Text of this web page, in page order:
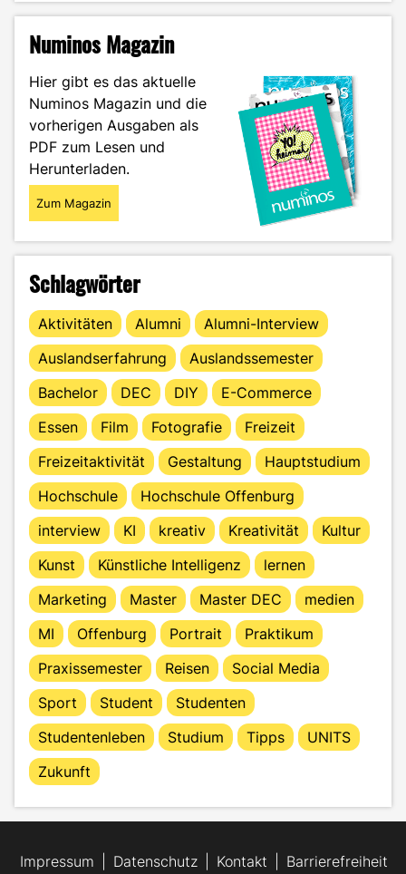
Young
Einstieg
in
die
Berufswelt"
Numinos Magazin
Hier gibt es das aktuelle
Numinos Magazin und die
vorherigen Ausgaben als
PDF zum Lesen und
Herunterladen.
Zum Magazin
Schlagwörter
Aktivitäten Alumni
Alumni-Interview
Auslandserfahrung
Auslandssemester
Bachelor
DEC DIY
E-Commerce
Essen
Film Fotografie
Freizeit
Freizeitaktivität
Gestaltung
Hauptstudium
Hochschule
Hochschule Offenburg
interview
KI kreativ Kreativität
Kultur
Kunst
Künstliche Intelligenz
lernen
Marketing
Master Master DEC
medien
MI
Offenburg Portrait
Praktikum
Praxissemester
Reisen
Social Media
Sport
Student
Studenten
Studentenleben
Studium Tipps
UNITS
Zukunft
Impressum Datenschutz Kontakt Barrierefreiheit